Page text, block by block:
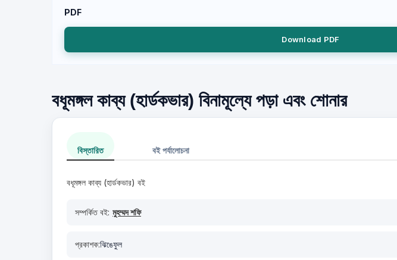
PDF
Download PDF
বধূমঙ্গল কাব্য (হার্ডকভার) বিনামূল্যে পড়া এবং শোনার
বিস্তারিত বই পর্যালোচনা
বধূমঙ্গল কাব্য (হার্ডকভার) বই
সম্পর্কিত বই: মুহম্মদ শফি
প্রকাশক:ঝিঙেফুল